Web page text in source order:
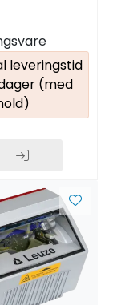
leveringstid
(med